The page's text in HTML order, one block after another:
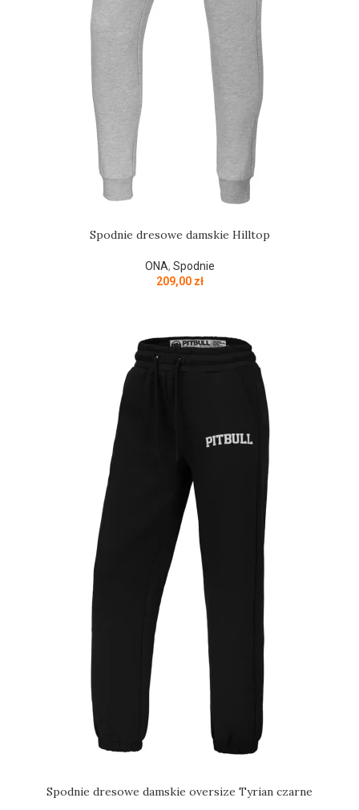
Spodnie dresowe damskie Hilltop
ONA, Spodnie
209,00 zł
Spodnie dresowe damskie oversize Tyrian czarne